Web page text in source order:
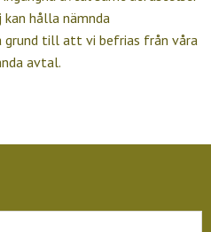
hålla nämnda
till att vi befrias från våra
avtal.